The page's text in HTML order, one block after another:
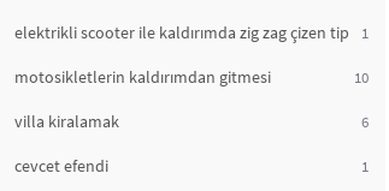
elektrikli scooter ile kaldırımda zig zag çizen tip 1
motosikletlerin kaldırımdan gitmesi 10
villa kiralamak 6
cevcet efendi 1